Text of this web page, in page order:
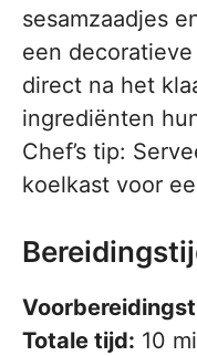
sesamzaadjes
een
direct na het
ingrediënten
Chef’s tip:
koelkast voor
Totale tijd: 10